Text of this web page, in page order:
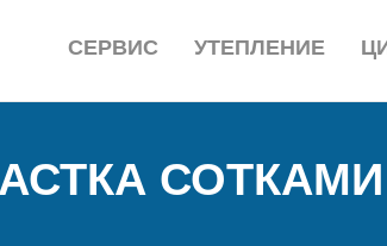
УТЕПЛЕНИЕ
СЕРВИС
СОТКАМИ